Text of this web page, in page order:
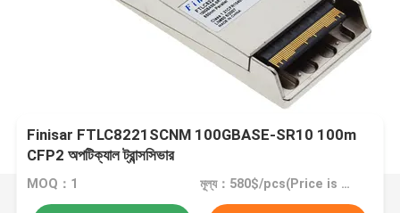
Finisar FTLC8221SCNM 100GBASE-SR10 100m
CFP2 অপটিক্যাল ট্রান্সসিভার
MOQ：1 মূল্য：580$/pcs(Price is negotiable)